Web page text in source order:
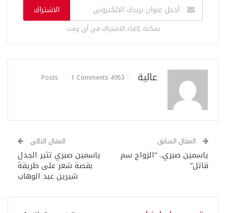
الاشتراك
يمكنك إلغاء الاشتراك في أي وقت
عالية 4953 Posts
1 Comments
المقال السابق
ياسمين صبري.. “الزواج سم
قاتل”
المقال التالي
ياسمين صبري تثير الجدل
بقصة شعر على طريقة
شيرين عبد الوهاب